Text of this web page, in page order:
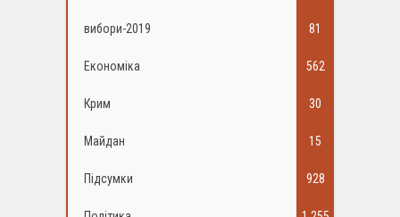
вибори-2019 81
Економіка 562
Крим 30
Майдан 15
Підсумки 928